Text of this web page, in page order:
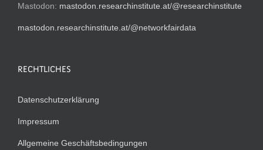
Mastodon: mastodon.researchinstitute.at/@researchinstitute
mastodon.researchinstitute.at/@networkfairdata
RECHTLICHES
Datenschutzerklärung
Impressum
Allgemeine Geschäftsbedingungen